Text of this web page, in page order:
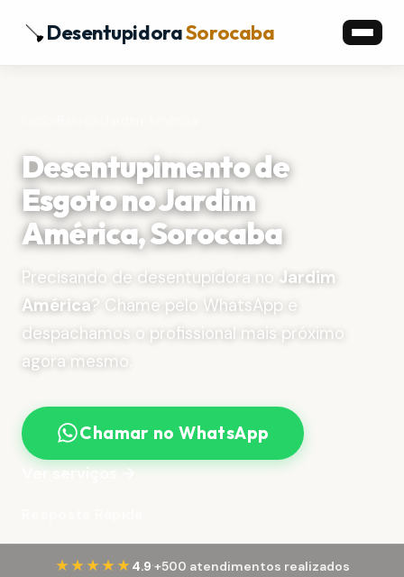
DesentupidoraSorocaba
Desentupimento de
Esgoto no Jardim
América, Sorocaba
Precisando de desentupidora no Jardim
América? Chame pelo WhatsApp e
despachamos o profissional mais próximo
agora mesmo.
Chamar no WhatsApp
Ver serviços →
★★★★★ 4.9·+500 atendimentos realizados